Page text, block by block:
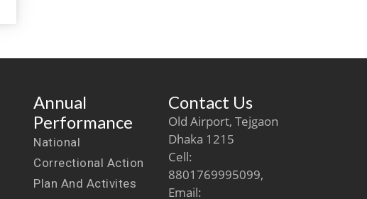
Annual
Performance
National
Correctional Action
Plan And Activites
Contact Us
Old Airport, Tejgaon
Dhaka 1215
Cell:
8801769995099,
Email: